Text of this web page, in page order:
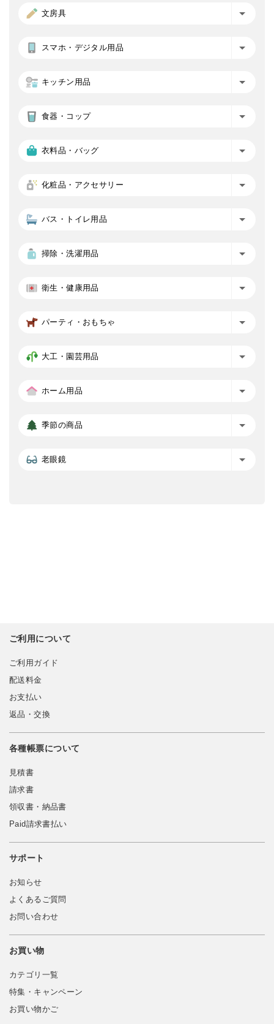
文房具
スマホ・デジタル用品
キッチン用品
食器・コップ
衣料品・バッグ
化粧品・アクセサリー
バス・トイレ用品
掃除・洗濯用品
衛生・健康用品
パーティ・おもちゃ
大工・園芸用品
ホーム用品
季節の商品
老眼鏡
ご利用について
ご利用ガイド
配送料金
お支払い
返品・交換
各種帳票について
見積書
請求書
領収書・納品書
Paid請求書払い
サポート
お知らせ
よくあるご質問
お問い合わせ
お買い物
カテゴリ一覧
特集・キャンペーン
お買い物かご